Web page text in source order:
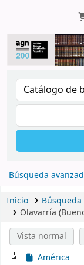
Búsqueda
Inicio
Olavarría
Vista normal
América